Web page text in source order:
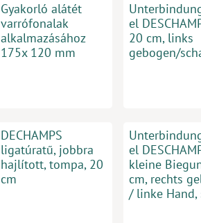
Gyakorló alátét
varrófonalak
alkalmazásához
175x 120 mm
el
20 cm, links
gebogen/
DECHAMPS
ligatúratű, jobbra
hajlított, tompa, 20
cm
el
kleine
cm, rechts
/ linke Hand,